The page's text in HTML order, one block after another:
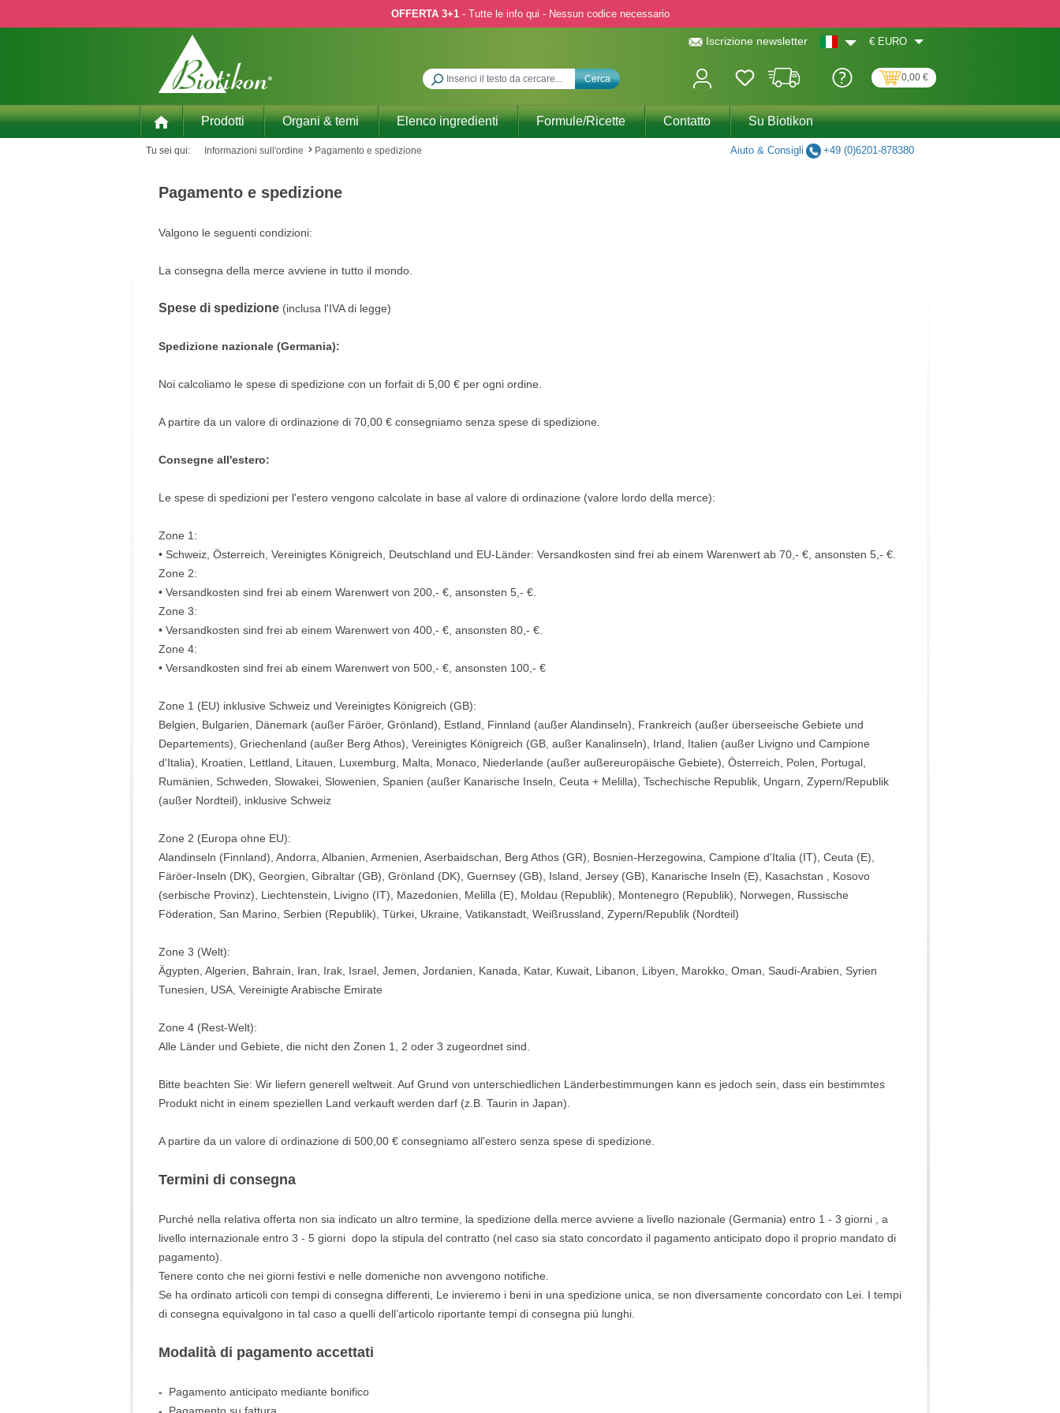
OFFERTA 3+1- Tutte le info qui - Nessun codice necessario
Iscrizione newsletter € EURO
Cerca 0,00 €
Prodotti Organi & temi Elenco ingredienti Formule/Ricette Contatto Su Biotikon
Tu sei qui: Informazioni sull'ordine Pagamento e spedizione Aiuto & Consigli +49 (0)6201-878380
Pagamento e spedizione
Valgono le seguenti condizioni:
La consegna della merce avviene in tutto il mondo.
Spese di spedizione (inclusa l'IVA di legge)
Spedizione nazionale (Germania):
Noi calcoliamo le spese di spedizione con un forfait di 5,00 € per ogni ordine.
A partire da un valore di ordinazione di 70,00 € consegniamo senza spese di spedizione.
Consegne all'estero:
Le spese di spedizioni per l'estero vengono calcolate in base al valore di ordinazione (valore lordo della merce):
Zone 1:
• Schweiz, Österreich, Vereinigtes Königreich, Deutschland und EU-Länder: Versandkosten sind frei ab einem Warenwert ab 70,- €, ansonsten 5,- €.
Zone 2:
• Versandkosten sind frei ab einem Warenwert von 200,- €, ansonsten 5,- €.
Zone 3:
• Versandkosten sind frei ab einem Warenwert von 400,- €, ansonsten 80,- €.
Zone 4:
• Versandkosten sind frei ab einem Warenwert von 500,- €, ansonsten 100,- €
Zone 1 (EU) inklusive Schweiz und Vereinigtes Königreich (GB):
Belgien, Bulgarien, Dänemark (außer Färöer, Grönland), Estland, Finnland (außer Alandinseln), Frankreich (außer überseeische Gebiete und
Departements), Griechenland (außer Berg Athos), Vereinigtes Königreich (GB, außer Kanalinseln), Irland, Italien (außer Livigno und Campione
d'Italia), Kroatien, Lettland, Litauen, Luxemburg, Malta, Monaco, Niederlande (außer außereuropäische Gebiete), Österreich, Polen, Portugal,
Rumänien, Schweden, Slowakei, Slowenien, Spanien (außer Kanarische Inseln, Ceuta + Melilla), Tschechische Republik, Ungarn, Zypern/Republik
(außer Nordteil), inklusive Schweiz
Zone 2 (Europa ohne EU):
Alandinseln (Finnland), Andorra, Albanien, Armenien, Aserbaidschan, Berg Athos (GR), Bosnien-Herzegowina, Campione d'Italia (IT), Ceuta (E),
Färöer-Inseln (DK), Georgien, Gibraltar (GB), Grönland (DK), Guernsey (GB), Island, Jersey (GB), Kanarische Inseln (E), Kasachstan , Kosovo
(serbische Provinz), Liechtenstein, Livigno (IT), Mazedonien, Melilla (E), Moldau (Republik), Montenegro (Republik), Norwegen, Russische
Föderation, San Marino, Serbien (Republik), Türkei, Ukraine, Vatikanstadt, Weißrussland, Zypern/Republik (Nordteil)
Zone 3 (Welt):
Ägypten, Algerien, Bahrain, Iran, Irak, Israel, Jemen, Jordanien, Kanada, Katar, Kuwait, Libanon, Libyen, Marokko, Oman, Saudi-Arabien, Syrien
Tunesien, USA, Vereinigte Arabische Emirate
Zone 4 (Rest-Welt):
Alle Länder und Gebiete, die nicht den Zonen 1, 2 oder 3 zugeordnet sind.
Bitte beachten Sie: Wir liefern generell weltweit. Auf Grund von unterschiedlichen Länderbestimmungen kann es jedoch sein, dass ein bestimmtes
Produkt nicht in einem speziellen Land verkauft werden darf (z.B. Taurin in Japan).
A partire da un valore di ordinazione di 500,00 € consegniamo all'estero senza spese di spedizione.
Termini di consegna
Purché nella relativa offerta non sia indicato un altro termine, la spedizione della merce avviene a livello nazionale (Germania) entro 1 - 3 giorni
, a
livello internazionale entro 3 - 5 giorni dopo la stipula del contratto (nel caso sia stato concordato il pagamento anticipato dopo il proprio mandato di
pagamento).
Tenere conto che nei giorni festivi e nelle domeniche non avvengono notifiche.
Se ha ordinato articoli con tempi di consegna differenti, Le invieremo i beni in una spedizione unica, se non diversamente concordato con Lei. I tempi
di consegna equivalgono in tal caso a quelli dell’articolo riportante tempi di consegna più lunghi.
Modalità di pagamento accettati
-
Pagamento anticipato mediante bonifico